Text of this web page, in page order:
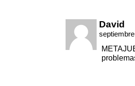
David